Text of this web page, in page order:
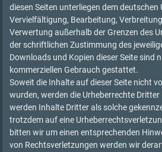
diesen Seiten unterliegen dem deutschen
Vervielfältigung, Bearbeitung,
Verwertung außerhalb der Grenzen des
der schriftlichen Zustimmung des
Downloads und Kopien dieser Seite sind
kommerziellen Gebrauch gestattet.
Soweit die Inhalte auf dieser Seite nicht
wurden, werden die Urheberrechte
werden Inhalte Dritter als solche
trotzdem auf eine
bitten wir um einen entsprechenden
von Rechtsverletzungen werden wir